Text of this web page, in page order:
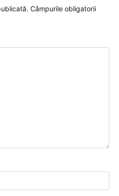
Câmpurile obligatorii